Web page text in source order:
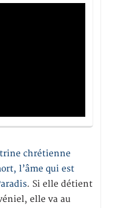
chrétienne
l’âme qui est
. Si elle détient
elle va au